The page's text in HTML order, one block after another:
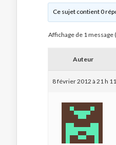
Ce sujet contient 0
Affichage de 1 message
Auteur
8 février 2012 à 21 h